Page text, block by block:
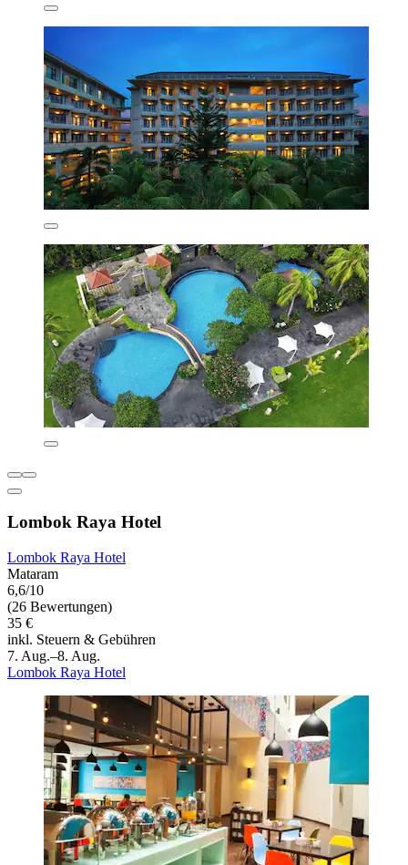
Lombok Raya Hotel
Lombok Raya Hotel
Mataram
6,6/10
(26 Bewertungen)
35 €
inkl. Steuern & Gebühren
7. Aug.–8. Aug.
Lombok Raya Hotel